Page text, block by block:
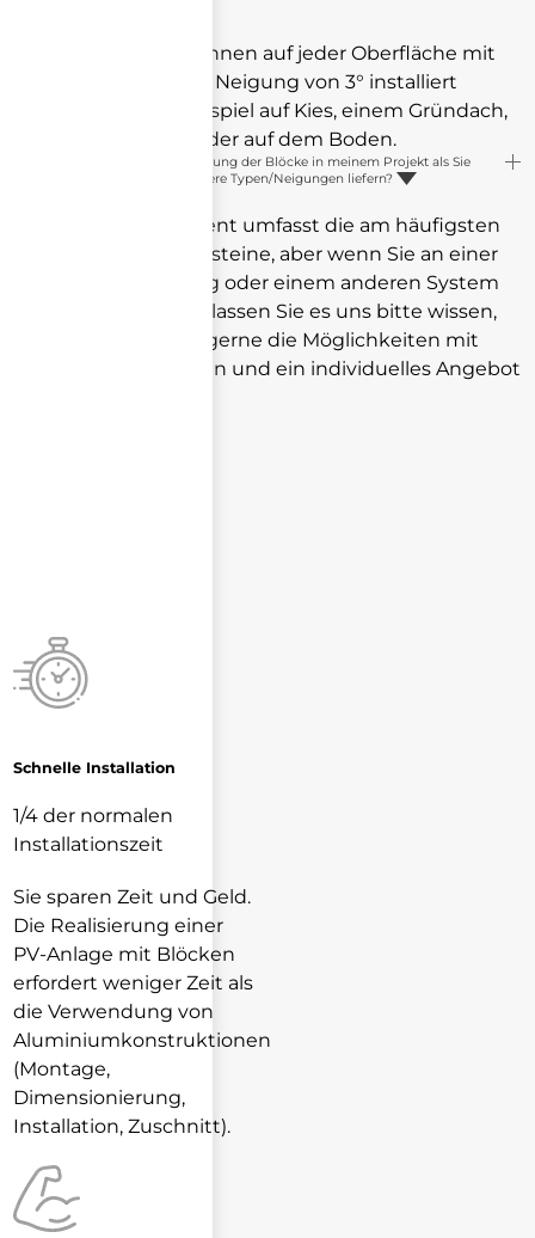
Ja, die Blöcke können auf jeder Oberfläche mit
einer maximalen Neigung von 3° installiert
werden, zum Beispiel auf Kies, einem Gründach,
Asphalt, Beton oder auf dem Boden.
Ich habe eine andere Neigung der Blöcke in meinem Projekt als Sie
anbieten. Können Sie andere Typen/Neigungen liefern?
Ja. Unser Sortiment umfasst die am häufigsten
bestellten Betonsteine, aber wenn Sie an einer
anderen Neigung oder einem anderen System
interessiert sind, lassen Sie es uns bitte wissen,
und wir werden gerne die Möglichkeiten mit
Ihnen besprechen und ein individuelles Angebot
Schnelle Installation
1/4 der normalen
Installationszeit
Sie sparen Zeit und Geld.
Die Realisierung einer
PV-Anlage mit Blöcken
erfordert weniger Zeit als
die Verwendung von
Aluminiumkonstruktionen
(Montage,
Dimensionierung,
Installation, Zuschnitt).